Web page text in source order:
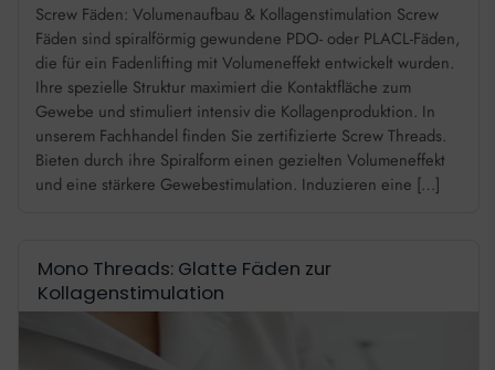
Screw Fäden: Volumenaufbau & Kollagenstimulation Screw
Fäden sind spiralförmig gewundene PDO- oder PLACL-Fäden,
die für ein Fadenlifting mit Volumeneffekt entwickelt wurden.
Ihre spezielle Struktur maximiert die Kontaktfläche zum
Gewebe und stimuliert intensiv die Kollagenproduktion. In
unserem Fachhandel finden Sie zertifizierte Screw Threads.
Bieten durch ihre Spiralform einen gezielten Volumeneffekt
und eine stärkere Gewebestimulation. Induzieren eine […]
Mono Threads: Glatte Fäden zur
Kollagenstimulation